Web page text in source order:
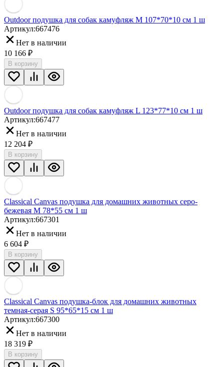
Outdoor подушка для собак камуфляж M 107*70*10 см 1 ш
Артикул:667476
Нет в наличии
10 166 ₽
В корзину
Outdoor подушка для собак камуфляж L 123*77*10 см 1 ш
Артикул:667477
Нет в наличии
12 204 ₽
В корзину
Classical Canvas подушка для домашних животных серо-
бежевая М 78*55 см 1 ш
Артикул:667301
Нет в наличии
6 604 ₽
В корзину
Classical Canvas подушка-блок для домашних животных
темная-серая S 95*65*15 см 1 ш
Артикул:667300
Нет в наличии
18 319 ₽
В корзину